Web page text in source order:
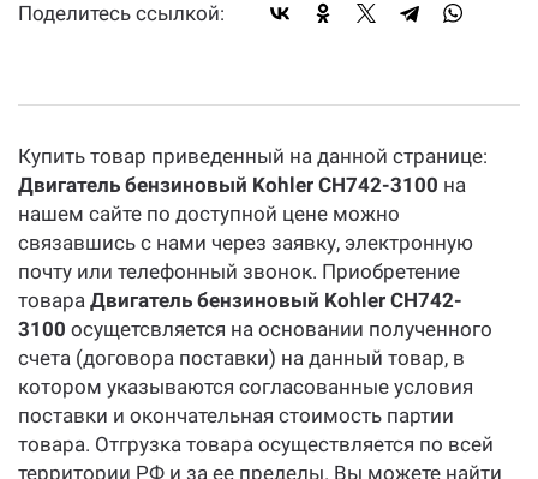
Поделитесь ссылкой:
Купить товар приведенный на данной странице:
Двигатель бензиновый Kohler CH742-3100 на
нашем сайте по доступной цене можно
связавшись с нами через заявку, электронную
почту или телефонный звонок. Приобретение
товара Двигатель бензиновый Kohler CH742-
3100 осущетсвляется на основании полученного
счета (договора поставки) на данный товар, в
котором указываются согласованные условия
поставки и окончательная стоимость партии
товара. Отгрузка товара осуществляется по всей
территории РФ и за ее пределы. Вы можете найти